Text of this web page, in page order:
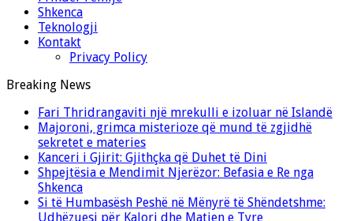
Shkenca
Teknologji
Kontakt
Privacy Policy
Breaking News
Fari Thridrangaviti një mrekulli e izoluar në Islandë
Majoroni, grimca misterioze që mund të zgjidhë
sekretet e materies
Kanceri i Gjirit: Gjithçka që Duhet të Dini
Shpejtësia e Mendimit Njerëzor: Befasia e Re nga
Shkenca
Si të Humbasësh Peshë në Mënyrë të Shëndetshme:
Udhëzuesi për Kalori dhe Matjen e Tyre